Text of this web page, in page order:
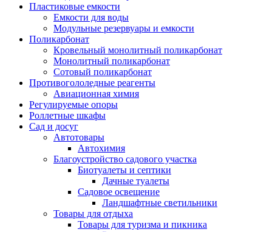
Пластиковые емкости
Емкости для воды
Модульные резервуары и емкости
Поликарбонат
Кровельный монолитный поликарбонат
Монолитный поликарбонат
Сотовый поликарбонат
Противогололедные реагенты
Авиационная химия
Регулируемые опоры
Роллетные шкафы
Сад и досуг
Автотовары
Автохимия
Благоустройство садового участка
Биотуалеты и септики
Дачные туалеты
Садовое освещение
Ландшафтные светильники
Товары для отдыха
Товары для туризма и пикника